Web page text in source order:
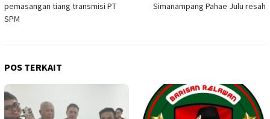
pemasangan tiang transmisi PT
SPM
Simanampang Pahae Julu resah
POS TERKAIT